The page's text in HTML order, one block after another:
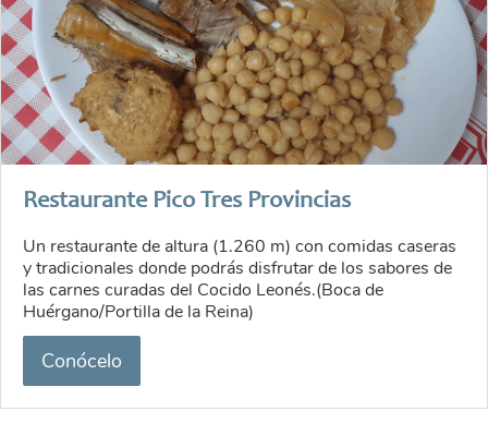
Restaurante Pico Tres Provincias
Un restaurante de altura (1.260 m) con comidas caseras
y tradicionales donde podrás disfrutar de los sabores de
las carnes curadas del Cocido Leonés.(Boca de
Huérgano/Portilla de la Reina)
Conócelo